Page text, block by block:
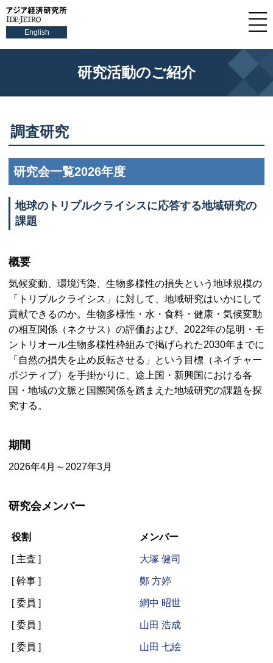
English
研究活動のご紹介
調査研究
研究会一覧2026年度
地球のトリプルクライシスに応答する地域研究の
課題
概要
気候変動、環境汚染、生物多様性の損失という地球規模の
「トリプルクライシス」に対して、地域研究はいかにして
貢献できるのか。生物多様性・水・食料・健康・気候変動
の相互関係（ネクサス）の評価および、2022年の昆明・モ
ントリオール生物多様性枠組みで掲げられた2030年までに
「自然の損失を止め反転させる」という目標（ネイチャー
ポジティブ）を手掛かりに、途上国・新興国における各
国・地域の文脈と国際関係を踏まえた地域研究の課題を探
究する。
期間
2026年4月～2027年3月
研究会メンバー
役割 メンバー
[ 主査 ] 大塚 健司
[ 幹事 ] 鄭 方婷
[ 委員 ] 網中 昭世
[ 委員 ] 山田 浩成
[ 委員 ] 山田 七絵